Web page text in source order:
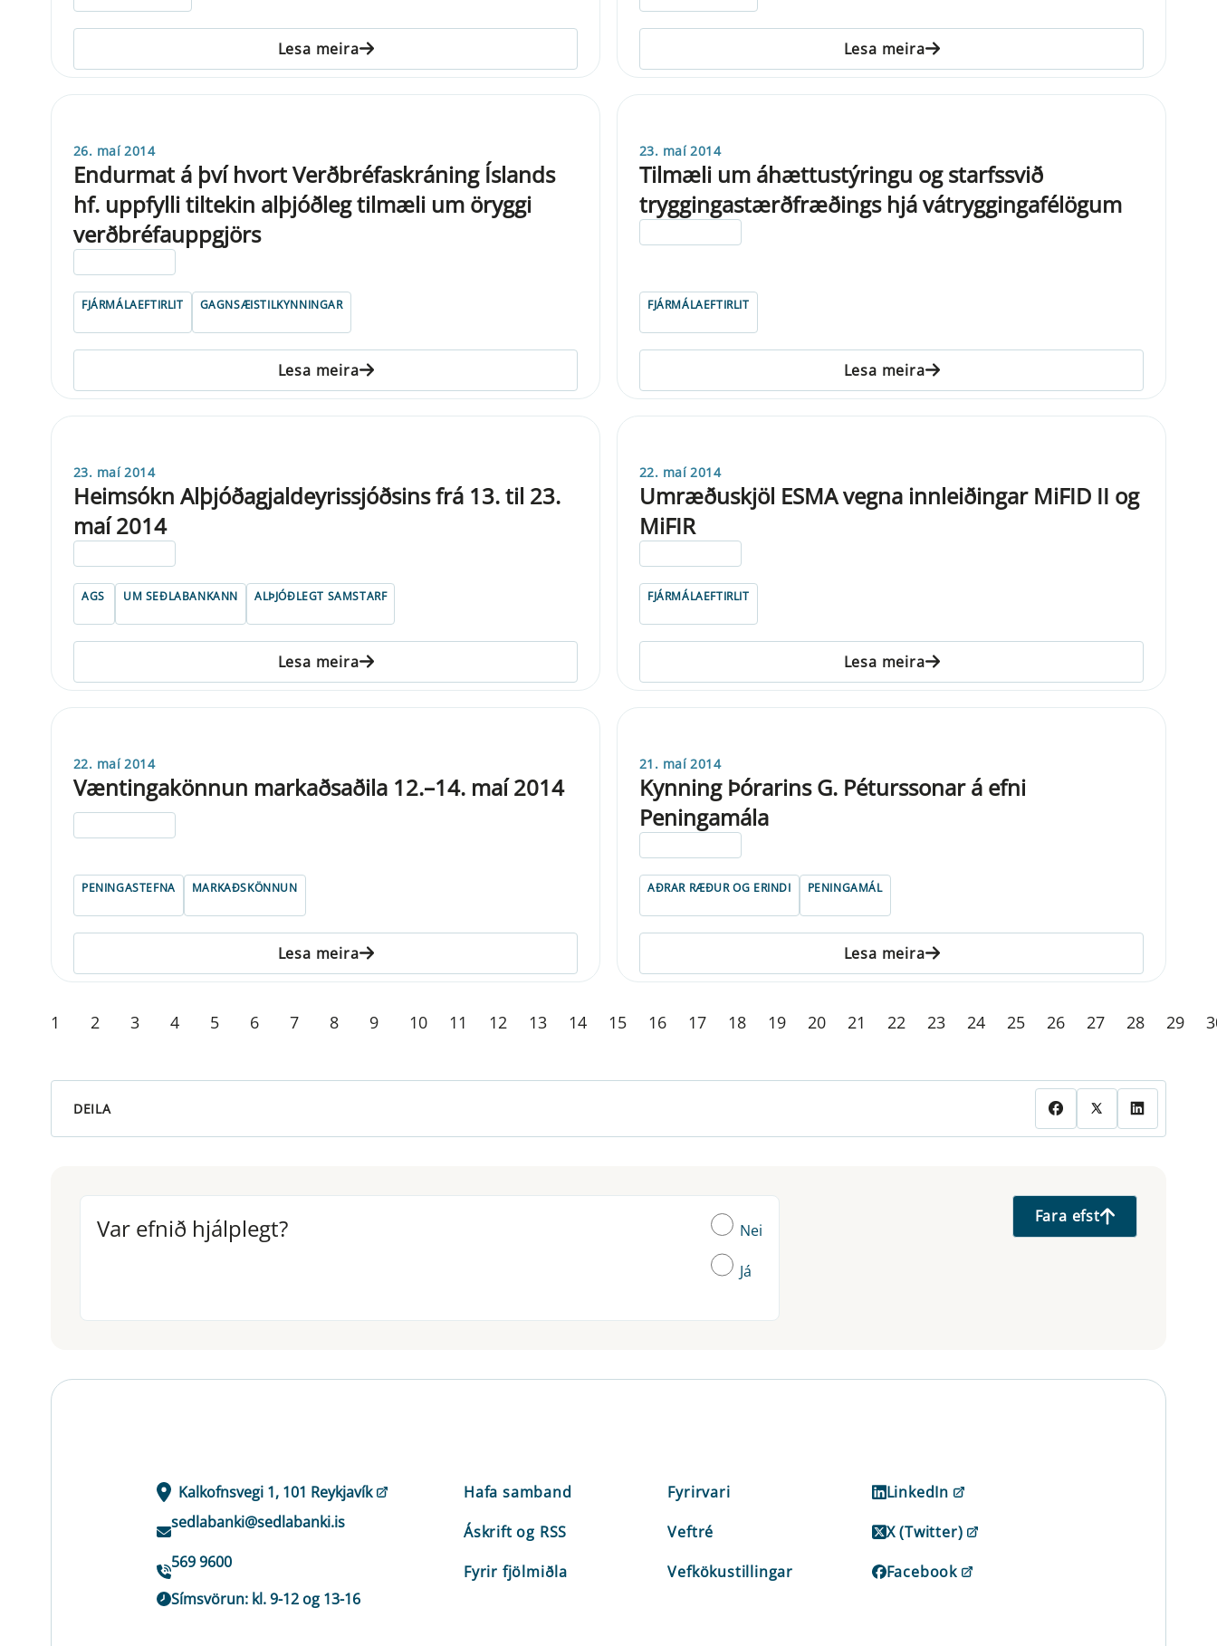
Lesa meira Lesa meira
26. maí 2014
Endurmat á því hvort Verðbréfaskráning Íslands
hf. uppfylli tiltekin alþjóðleg tilmæli um öryggi
verðbréfauppgjörs
FJÁRMÁLAEFTIRLIT GAGNSÆISTILKYNNINGAR
Lesa meira
23. maí 2014
Tilmæli um áhættustýringu og starfssvið
tryggingastærðfræðings hjá vátryggingafélögum
FJÁRMÁLAEFTIRLIT
Lesa meira
23. maí 2014
Heimsókn Alþjóðagjaldeyrissjóðsins frá 13. til 23.
maí 2014
AGS UM SEÐLABANKANN ALÞJÓÐLEGT SAMSTARF
Lesa meira
22. maí 2014
Umræðuskjöl ESMA vegna innleiðingar MiFID II og
MiFIR
FJÁRMÁLAEFTIRLIT
Lesa meira
22. maí 2014
Væntingakönnun markaðsaðila 12.–14. maí 2014
PENINGASTEFNA MARKAÐSKÖNNUN
Lesa meira
21. maí 2014
Kynning Þórarins G. Péturssonar á efni
Peningamála
AÐRAR RÆÐUR OG ERINDI PENINGAMÁL
Lesa meira
1 2 3 4 5 6 7 8 9 10 11 12 13 14 15 16 17 18 19 20 21 22 23 24 25 26 27 28 29
DEILA
Var efnið hjálplegt?
Var efnið hjálplegt? Nei
Já
Fara efst
Kalkofnsvegi 1, 101 Reykjavík
sedlabanki@sedlabanki.is
569 9600
Símsvörun: kl. 9-12 og 13-16
Hafa samband
Áskrift og RSS
Fyrir fjölmiðla
Fyrirvari
Veftré
Vefkökustillingar
LinkedIn
X (Twitter)
Facebook